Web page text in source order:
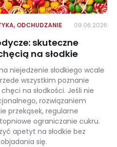
, ODCHUDZANIE 09.06.2026
skuteczne
na słodkie
niejedzenie słodkiego wcale
wszystkim poznanie
na słodkości. Jeśli nie
rozwiązaniem
przekąsek, regularne
ograniczanie cukru.
apetyt na słodkie bez
się.